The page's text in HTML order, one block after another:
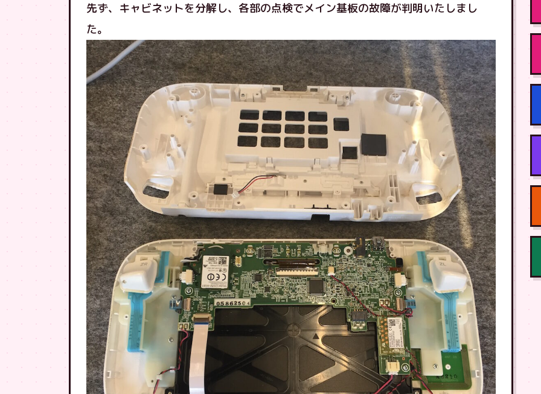
先ず、キャビネットを分解し、各部の点検でメイン基板の故障が判明いたしまし
た。